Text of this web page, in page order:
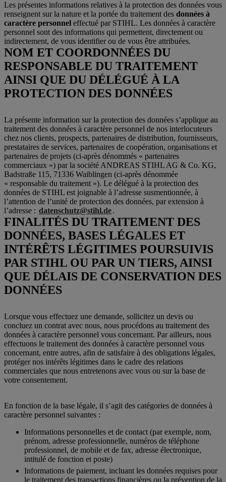
Les présentes informations relatives à la protection des données vous
renseignent sur la nature et la portée du traitement des données à
caractère personnel effectué par STIHL. Les données à caractère
personnel sont des informations qui permettent, directement ou
indirectement, de vous identifier ou de vous être attribuées.
NOM ET COORDONNÉES DU
RESPONSABLE DU TRAITEMENT
AINSI QUE DU DÉLÉGUÉ À LA
PROTECTION DES DONNÉES
La présente information sur la protection des données s’applique au
traitement des données à caractère personnel de nos interlocuteurs
chez nos clients, prospects, partenaires de distribution, fournisseurs,
prestataires de services, partenaires de coopération, organisations et
partenaires de projets (ci-après dénommés « partenaires
commerciaux ») par la société ANDREAS STIHL AG & Co. KG,
Badstraße 115, 71336 Waiblingen (ci-après dénommée
« responsable du traitement »). Le délégué à la protection des
données de STIHL est joignable à l’adresse susmentionnée, à
l’attention de l’unité de protection des données, par extension à
l’adresse : datenschutz@stihl.de.
FINALITÉS DU TRAITEMENT DES
DONNÉES, BASES LÉGALES ET
INTÉRÊTS LÉGITIMES POURSUIVIS
PAR STIHL OU PAR UN TIERS, AINSI
QUE DÉLAIS DE CONSERVATION DES
DONNÉES
Lorsque vous effectuez une demande, sollicitez un devis ou
concluez un contrat avec nous, nous procédons au traitement des
données à caractère personnel vous concernant. Par ailleurs, nous
effectuons le traitement des données à caractère personnel vous
concernant, entre autres, afin de satisfaire à des obligations légales,
protéger nos intérêts légitimes dans le cadre des relations
commerciales que nous entretenons avec vous ou sur la base de
votre consentement.
En fonction de la base légale, il s’agit des catégories de données à
caractère personnel suivantes :
Informations personnelles et de contact (par exemple, nom,
prénom, adresse professionnelle, numéros de téléphone
professionnel, de mobile et de fax, adresse électronique,
intitulé de fonction et poste)
Informations de paiement, incluant les données requises pour
le traitement des transactions financières ou la prévention de la